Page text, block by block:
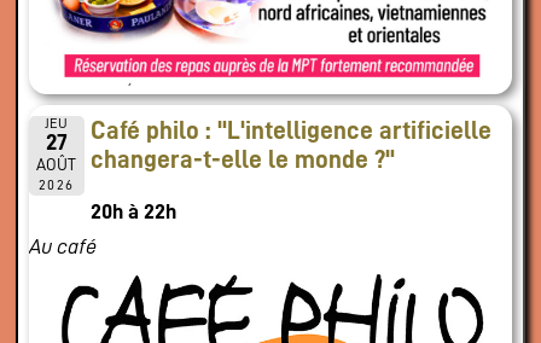
JEU
27
AOÛT
2026
Café philo : "L'intelligence artificielle
changera-t-elle le monde ?"
20h à 22h
Au café